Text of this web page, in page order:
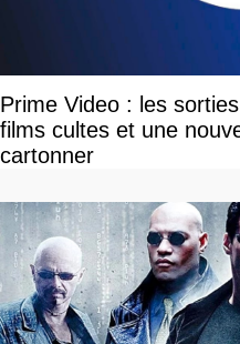
Prime Video : les
films cultes et une
cartonner